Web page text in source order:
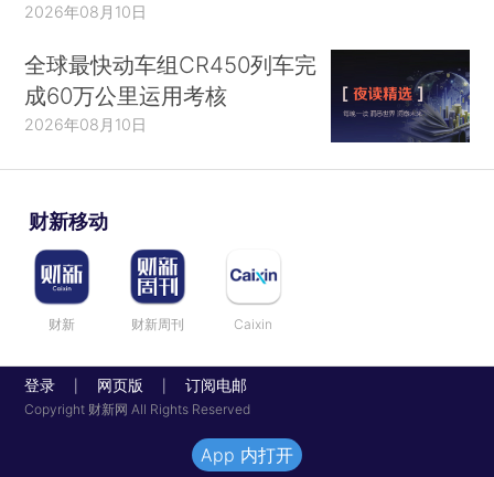
2026年08月10日
全球最快动车组CR450列车完
成60万公里运用考核
2026年08月10日
财新移动
财新 财新周刊 Caixin
登录 网页版 订阅电邮
Copyright 财新网 All Rights Reserved
App 内打开